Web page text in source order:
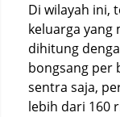
Di wilayah ini,
keluarga yang
dihitung
bongsang per
sentra saja,
lebih dari 160